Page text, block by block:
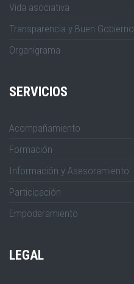
Vida asociativa
Transparencia y Buen Gobierno
Organigrama
SERVICIOS
Acompañamiento
Formación
Información y Asesoramiento
Participación
Empoderamiento
LEGAL